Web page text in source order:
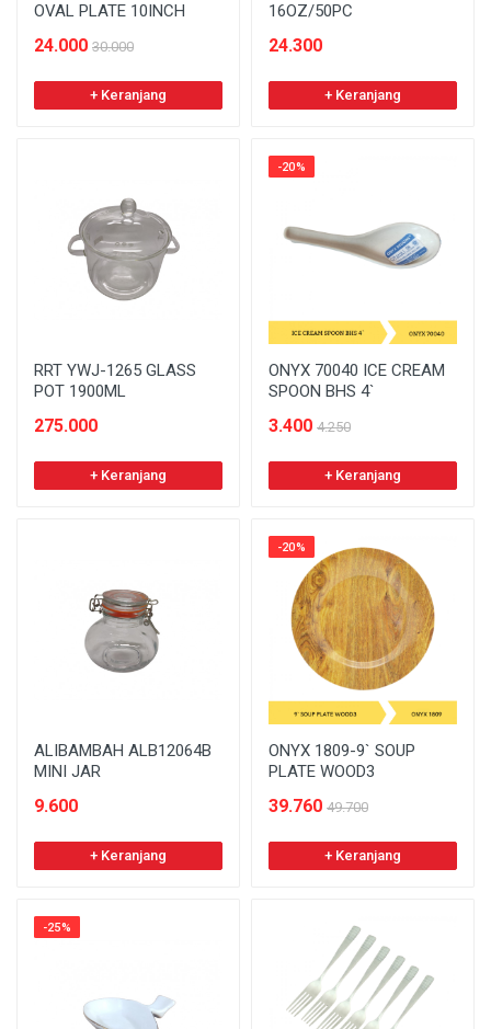
OVAL PLATE 10INCH
24.000 30.000
+ Keranjang
16OZ/50PC
24.300
+ Keranjang
RRT YWJ-1265 GLASS
POT 1900ML
275.000
+ Keranjang
-20%
ONYX 70040 ICE CREAM
SPOON BHS 4`
3.400 4.250
+ Keranjang
ALIBAMBAH ALB12064B
MINI JAR
9.600
+ Keranjang
-20%
ONYX 1809-9` SOUP
PLATE WOOD3
39.760 49.700
+ Keranjang
-25%